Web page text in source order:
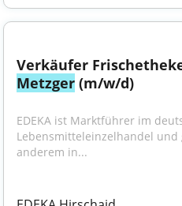
Metzger (m/w/d)
EDEKA ist Marktführer im
Lebensmitteleinzelhandel
anderem in...